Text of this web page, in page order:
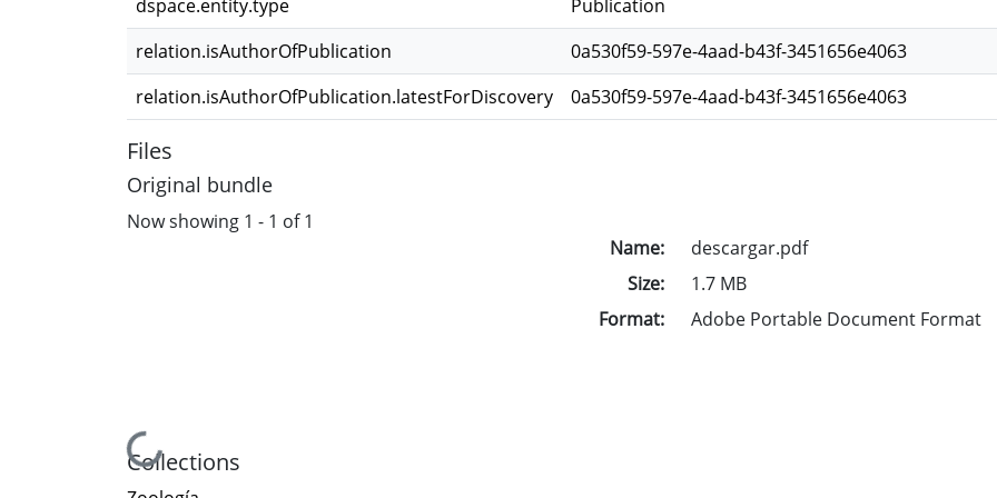
dspace.entity.type
Publication
relation.isAuthorOfPublication
0a530f59-597e-4aad-b43f-3451656e4063
relation.isAuthorOfPublication.latestForDiscovery
0a530f59-597e-4aad-b43f-3451656e4063
Files
Original bundle
Now showing 1 - 1 of 1
Loading...
Name:
descargar.pdf
Size:
1.7 MB
Format:
Adobe Portable Document Format
Collections